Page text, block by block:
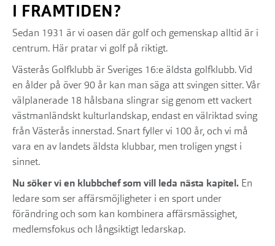
I FRAMTIDEN?
Sedan 1931 är vi oasen där golf och gemenskap alltid är i
centrum. Här pratar vi golf på riktigt.
Västerås Golfklubb är Sveriges 16:e äldsta golfklubb. Vid
en ålder på över 90 år kan man säga att svingen sitter. Vår
välplanerade 18 hålsbana slingrar sig genom ett vackert
västmanländskt kulturlandskap, endast en välriktad sving
från Västerås innerstad. Snart fyller vi 100 år, och vi må
vara en av landets äldsta klubbar, men troligen yngst i
sinnet.
Nu söker vi en klubbchef som vill leda nästa kapitel. En
ledare som ser affärsmöjligheter i en sport under
förändring och som kan kombinera affärsmässighet,
medlemsfokus och långsiktigt ledarskap.